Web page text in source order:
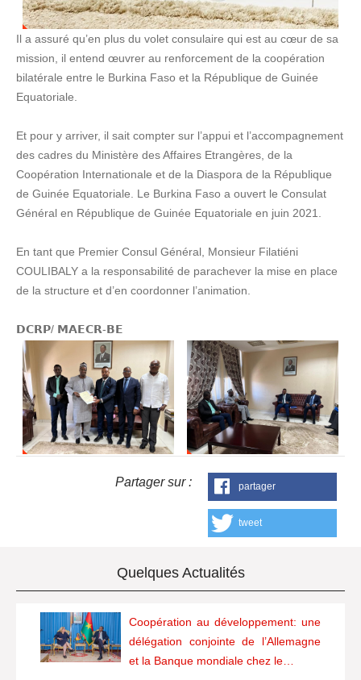
Il a assuré qu’en plus du volet consulaire qui est au cœur de sa
mission, il entend œuvrer au renforcement de la coopération
bilatérale entre le Burkina Faso et la République de Guinée
Equatoriale.
Et pour y arriver, il sait compter sur l’appui et l’accompagnement
des cadres du Ministère des Affaires Etrangères, de la
Coopération Internationale et de la Diaspora de la République
de Guinée Equatoriale. Le Burkina Faso a ouvert le Consulat
Général en République de Guinée Equatoriale en juin 2021.
En tant que Premier Consul Général, Monsieur Filatiéni
COULIBALY a la responsabilité de parachever la mise en place
de la structure et d’en coordonner l’animation.
𝗗𝗖𝗥𝗣/ 𝗠𝗔𝗘𝗖𝗥-𝗕𝗘
Partager sur : partager
tweet
Quelques Actualités
Coopération au développement: une
délégation conjointe de l’Allemagne
et la Banque mondiale chez le…